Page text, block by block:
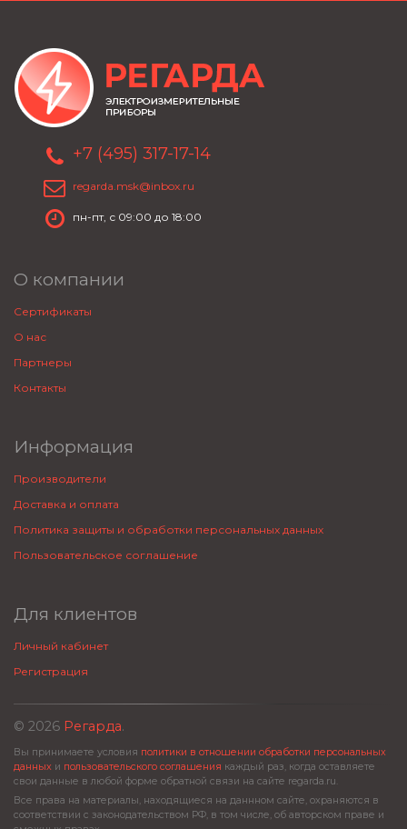
+7 (495) 317-17-14
regarda.msk@inbox.ru
пн-пт, с 09:00 до 18:00
О компании
Сертификаты
О нас
Партнеры
Контакты
Информация
Производители
Доставка и оплата
Политика защиты и обработки персональных данных
Пользовательское соглашение
Для клиентов
Личный кабинет
Регистрация
© 2026 Регарда.
Вы принимаете условия политики в отношении обработки персональных
данных и пользовательского соглашения каждый раз, когда оставляете
свои данные в любой форме обратной связи на сайте regarda.ru.
Все права на материалы, находящиеся на даннном сайте, охраняются в
соответствии с законодательством РФ, в том числе, об авторском праве и